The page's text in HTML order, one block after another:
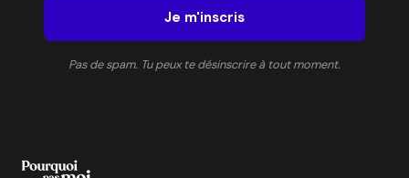
Je m'inscris
Pas de spam. Tu peux te désinscrire à tout moment.